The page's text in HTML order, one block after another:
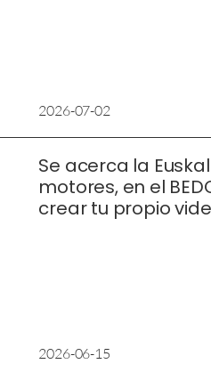
2026-07-02
Se acerca la
motores, en el
crear tu propio
2026-06-15